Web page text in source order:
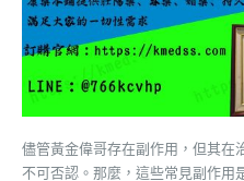
儘管黃金偉哥存在副作用，但其在
不可否認。那麼，這些常見副作用